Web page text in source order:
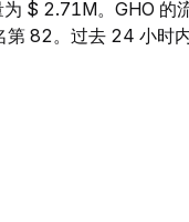
$ 2.71M。GHO 的
第 82。过去 24 小